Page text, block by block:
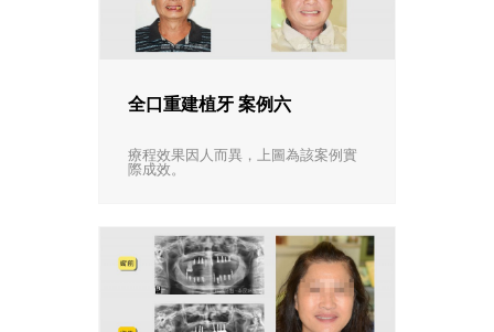
全口重建植牙 案例六
療程效果因人而異，上圖為該案例實
際成效。